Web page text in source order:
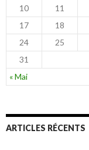
« Mai
10 11
17
18
24
25
31
ARTICLES RÉCENTS